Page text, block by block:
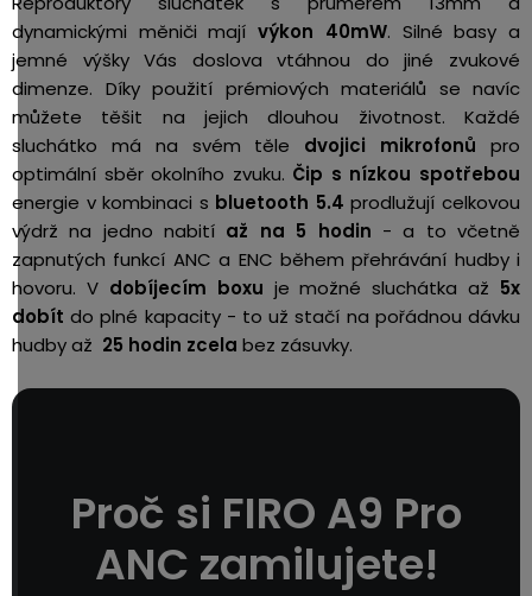
dynamickými měniči majívýkon 40mW. Silné basy a
jemné výšky Vás doslova vtáhnou do jiné zvukové
dimenze. Díky použití prémiových materiálů se navíc
můžete těšit na jejich dlouhou životnost. Každé
sluchátko má na svém těle dvojici mikrofonů pro
optimální sběr okolního zvuku. Čip s nízkou spotřebou
energie v kombinaci s bluetooth 5.4 prodlužují celkovou
výdrž na jedno nabití až na 5 hodin - a to včetně
zapnutých funkcí ANC a ENC během přehrávání hudby i
hovoru. V dobíjecím boxu je možné sluchátka až 5x
dobít do plné kapacity - to už stačí na pořádnou dávku
hudby až 25 hodin zcela bez zásuvky.
Proč si FIRO A9 Pro
ANC zamilujete!